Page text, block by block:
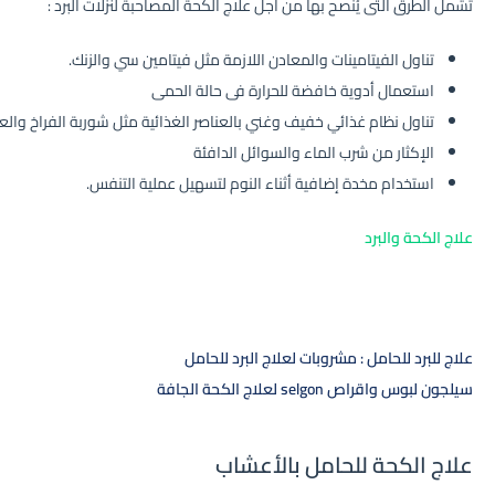
تناول الفيتامينات والمعادن اللازمة مثل فيتامين سي والزنك.
استعمال أدوية خافضة للحرارة فى حالة الحمى
تناول نظام غذائي خفيف وغني بالعناصر الغذائية مثل شوربة الفراخ
الإكثار من شرب الماء والسوائل الدافئة
استخدام مخدة إضافية أثناء النوم لتسهيل عملية التنفس.
علاج الكحة والبرد
علاج للبرد للحامل : مشروبات لعلاج البرد للحامل
سيلجون لبوس واقراص selgon لعلاج الكحة الجافة
علاج الكحة للحامل بالأعشاب